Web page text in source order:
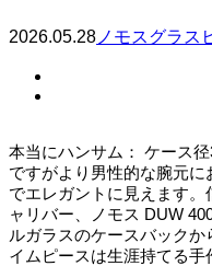
2026.05.28 ノモスグラス
本当にハンサム： ケース
ですがより男性的な腕元
でエレガントに見えます
ャリバー、ノモス DUW
ルガラスのケースバック
イムピースは生涯持てる手